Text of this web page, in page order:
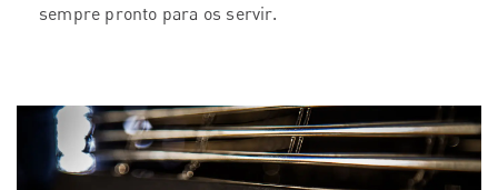
sempre pronto para os servir.